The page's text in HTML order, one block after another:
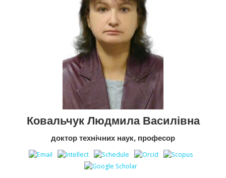
Ковальчук Людмила Василівна
доктор технічних наук, професор